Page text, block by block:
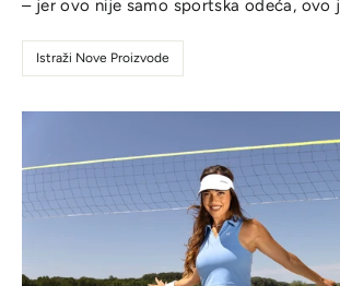
– jer ovo nije samo sportska odeća, ovo
Istraži Nove Proizvode